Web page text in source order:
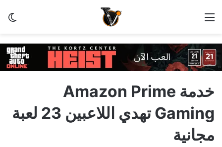
القائمة
خدمة Amazon Prime
Gaming تهدي اللاعبين 23 لعبة
مجانية